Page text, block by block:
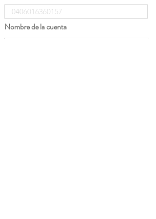
Nombre de la cuenta